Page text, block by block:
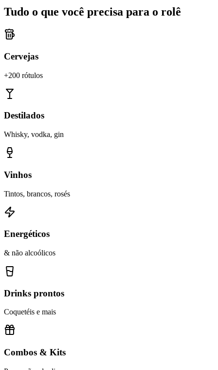
Tudo o que você precisa para o rolê
Cervejas
+200 rótulos
Destilados
Whisky, vodka, gin
Vinhos
Tintos, brancos, rosés
Energéticos
& não alcoólicos
Drinks prontos
Coquetéis e mais
Combos & Kits